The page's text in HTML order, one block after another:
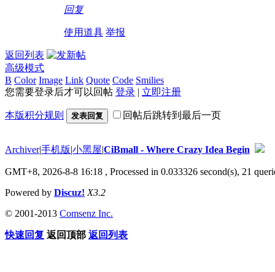
回复
使用道具 举报
返回列表
高级模式
B Color Image Link Quote Code Smilies
您需要登录后才可以回帖 登录 | 立即注册
本版积分规则 发表回复 回帖后跳转到最后一页
Archiver|手机版|小黑屋|CiBmall - Where Crazy Idea Begin
GMT+8, 2026-8-8 16:18 , Processed in 0.033326 second(s), 21
Powered by Discuz! X3.2
© 2001-2013 Comsenz Inc.
快速回复 返回顶部 返回列表